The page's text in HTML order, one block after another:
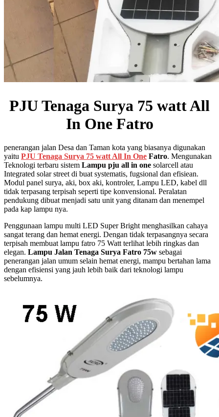
PJU Tenaga Surya 75 watt All
In One Fatro
penerangan jalan Desa dan Taman kota yang biasanya digunakan
yaitu PJU Tenaga Surya 75 watt All In One Fatro. Mengunakan
Teknologi terbaru sistem Lampu pju all in one solarcell atau
Integrated solar street di buat systematis, fugsional dan efisiean.
Modul panel surya, aki, box aki, kontroler, Lampu LED, kabel dll
tidak terpasang terpisah seperti tipe konvensional. Peralatan
pendukung dibuat menjadi satu unit yang ditanam dan menempel
pada kap lampu nya.
Penggunaan lampu multi LED Super Bright menghasilkan cahaya
sangat terang dan hemat energi. Dengan tidak terpasangnya secara
terpisah membuat lampu fatro 75 Watt terlihat lebih ringkas dan
elegan. Lampu Jalan Tenaga Surya Fatro 75w sebagai
penerangan jalan umum selain hemat energi, mampu bertahan lama
dengan efisiensi yang jauh lebih baik dari teknologi lampu
sebelumnya.